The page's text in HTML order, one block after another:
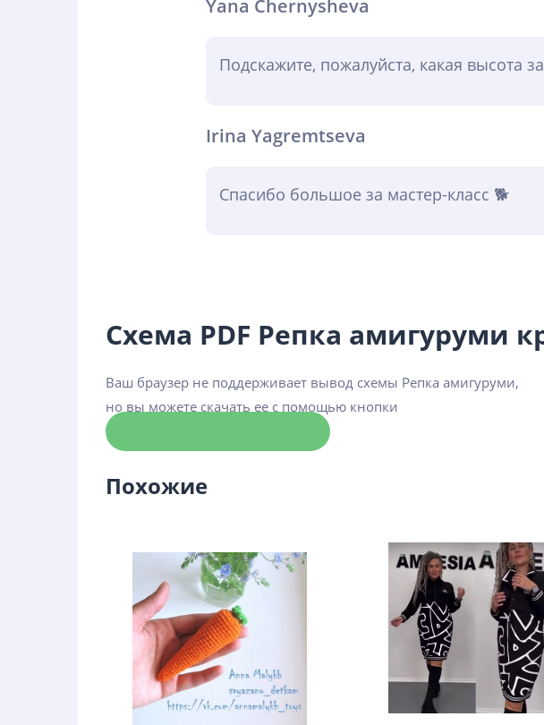
Yana Chernysheva
Подскажите, пожалуйста, какая высота
Irina Yagremtseva
Спасибо большое за мастер-класс 🐕
Схема PDF Репка амигуруми
Ваш браузер не поддерживает вывод схемы Репка амигуруми,
но вы можете скачать ее с помощью кнопки
Похожие